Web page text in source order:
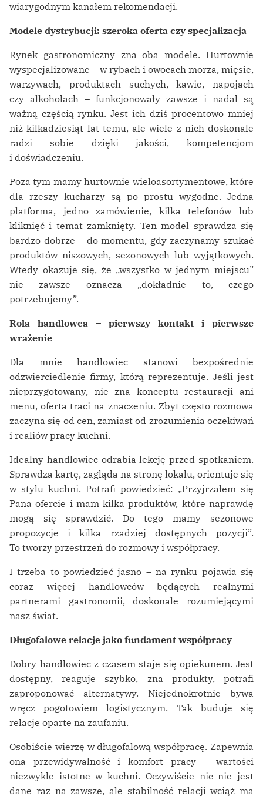
wiarygodnym kanałem rekomendacji.
Modele dystrybucji: szeroka oferta czy specjalizacja
Rynek gastronomiczny zna oba modele. Hurtownie
wyspecjalizowane – w rybach i owocach morza, mięsie,
warzywach, produktach suchych, kawie, napojach
czy alkoholach – funkcjonowały zawsze i nadal są
ważną częścią rynku. Jest ich dziś procentowo mniej
niż kilkadziesiąt lat temu, ale wiele z nich doskonale
radzi sobie dzięki jakości, kompetencjom
i doświadczeniu.
Poza tym mamy hurtownie wieloasortymentowe, które
dla rzeszy kucharzy są po prostu wygodne. Jedna
platforma, jedno zamówienie, kilka telefonów lub
kliknięć i temat zamknięty. Ten model sprawdza się
bardzo dobrze – do momentu, gdy zaczynamy szukać
produktów niszowych, sezonowych lub wyjątkowych.
Wtedy okazuje się, że „wszystko w jednym miejscu”
nie zawsze oznacza „dokładnie to, czego
potrzebujemy”.
Rola handlowca – pierwszy kontakt i pierwsze
wrażenie
Dla mnie handlowiec stanowi bezpośrednie
odzwierciedlenie firmy, którą reprezentuje. Jeśli jest
nieprzygotowany, nie zna konceptu restauracji ani
menu, oferta traci na znaczeniu. Zbyt często rozmowa
zaczyna się od cen, zamiast od zrozumienia oczekiwań
i realiów pracy kuchni.
Idealny handlowiec odrabia lekcję przed spotkaniem.
Sprawdza kartę, zagląda na stronę lokalu, orientuje się
w stylu kuchni. Potrafi powiedzieć: „Przyjrzałem się
Pana ofercie i mam kilka produktów, które naprawdę
mogą się sprawdzić. Do tego mamy sezonowe
propozycje i kilka rzadziej dostępnych pozycji”.
To tworzy przestrzeń do rozmowy i współpracy.
I trzeba to powiedzieć jasno – na rynku pojawia się
coraz więcej handlowców będących realnymi
partnerami gastronomii, doskonale rozumiejącymi
nasz świat.
Długofalowe relacje jako fundament współpracy
Dobry handlowiec z czasem staje się opiekunem. Jest
dostępny, reaguje szybko, zna produkty, potrafi
zaproponować alternatywy. Niejednokrotnie bywa
wręcz pogotowiem logistycznym. Tak buduje się
relacje oparte na zaufaniu.
Osobiście wierzę w długofalową współpracę. Zapewnia
ona przewidywalność i komfort pracy – wartości
niezwykle istotne w kuchni. Oczywiście nic nie jest
dane raz na zawsze, ale stabilność relacji wciąż ma